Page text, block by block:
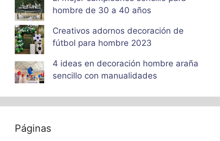
hombre de 30 a 40 años
Creativos adornos decoración de
fútbol para hombre 2023
4 ideas en decoración hombre araña
sencillo con manualidades
Páginas